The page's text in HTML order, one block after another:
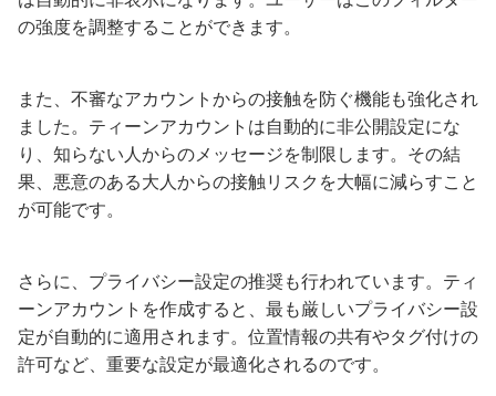
の強度を調整することができます。
また、不審なアカウントからの接触を防ぐ機能も強化され
ました。ティーンアカウントは自動的に非公開設定にな
り、知らない人からのメッセージを制限します。その結
果、悪意のある大人からの接触リスクを大幅に減らすこと
が可能です。
さらに、プライバシー設定の推奨も行われています。ティ
ーンアカウントを作成すると、最も厳しいプライバシー設
定が自動的に適用されます。位置情報の共有やタグ付けの
許可など、重要な設定が最適化されるのです。